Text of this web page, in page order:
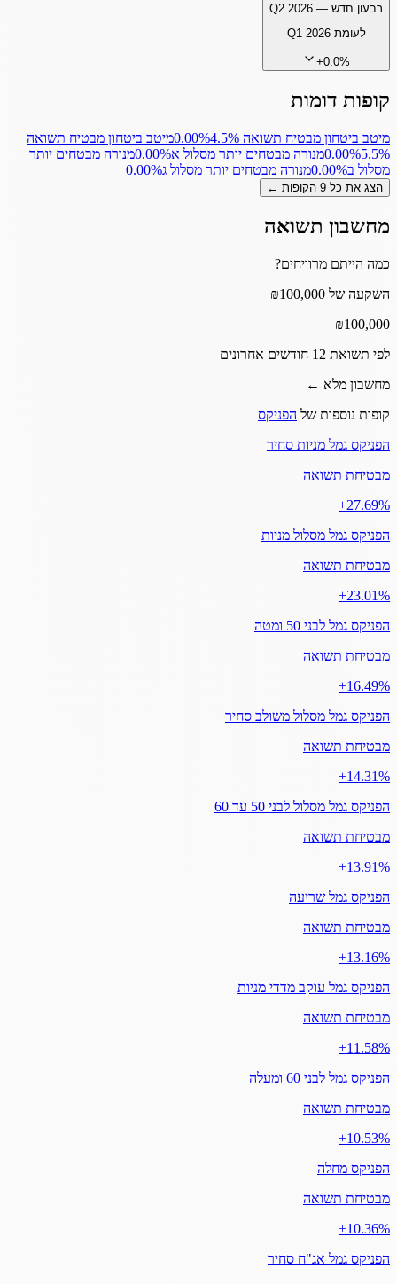
רבעון חדש — Q2 2026
לעומתQ1 2026
+0.0%
קופות דומות
מיטב ביטחון מבטיח תשואה 4.5% ‎0.00%מיטב ביטחון מבטיח תשואה
5.5%
‎0.00%מנורה מבטחים יותר מסלול א‎0.00%מנורה מבטחים יותר
מסלול ב‎0.00%מנורה מבטחים יותר מסלול ג‎0.00%
הצג את כל 9 הקופות ←
מחשבון תשואה
כמה הייתם מרוויחים?
השקעה של ₪100,000
₪100,000
לפי תשואת 12 חודשים אחרונים
מחשבון מלא ←
קופות נוספות של הפניקס
הפניקס גמל מניות סחיר
מבטיחת תשואה
‎+27.69%
הפניקס גמל מסלול מניות
מבטיחת תשואה
‎+23.01%
הפניקס גמל לבני 50 ומטה
מבטיחת תשואה
‎+16.49%
הפניקס גמל מסלול משולב סחיר
מבטיחת תשואה
‎+14.31%
הפניקס גמל מסלול לבני 50 עד 60
מבטיחת תשואה
‎+13.91%
הפניקס גמל שריעה
מבטיחת תשואה
‎+13.16%
הפניקס גמל עוקב מדדי מניות
מבטיחת תשואה
‎+11.58%
הפניקס גמל לבני 60 ומעלה
מבטיחת תשואה
‎+10.53%
הפניקס מחלה
מבטיחת תשואה
‎+10.36%
הפניקס גמל אג"ח סחיר